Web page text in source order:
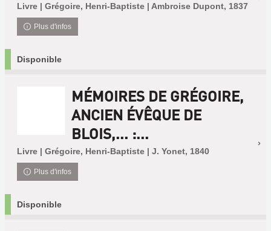
Livre | Grégoire, Henri-Baptiste | Ambroise Dupont, 1837
Plus d'infos
Disponible
MÉMOIRES DE GRÉGOIRE,
ANCIEN ÉVÊQUE DE
BLOIS,... :...
Livre | Grégoire, Henri-Baptiste | J. Yonet, 1840
Plus d'infos
Disponible